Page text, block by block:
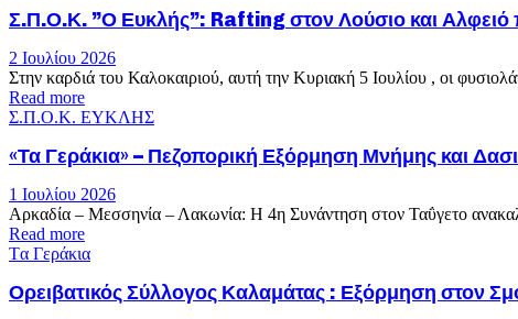
Σ.Π.Ο.Κ. ”Ο Ευκλής”: Rafting στον Λούσιο και Αλφειό
2 Ιουλίου 2026
Στην καρδιά του Καλοκαιριού, αυτή την Κυριακή 5 Ιουλίου , οι
Read more
Σ.Π.Ο.Κ. ΕΥΚΛΗΣ
«Τα Γεράκια» – Πεζοπορική Εξόρμηση Μνήμης και
1 Ιουλίου 2026
Αρκαδία – Μεσσηνία – Λακωνία: Η 4η Συνάντηση στον Ταΰγετο
Read more
Tα Γεράκια
Ορειβατικός Σύλλογος Καλαμάτας : Εξόρμηση στον